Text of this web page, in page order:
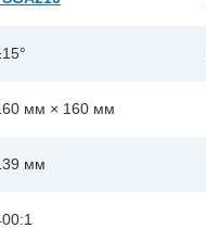
мм × 160 мм
мм